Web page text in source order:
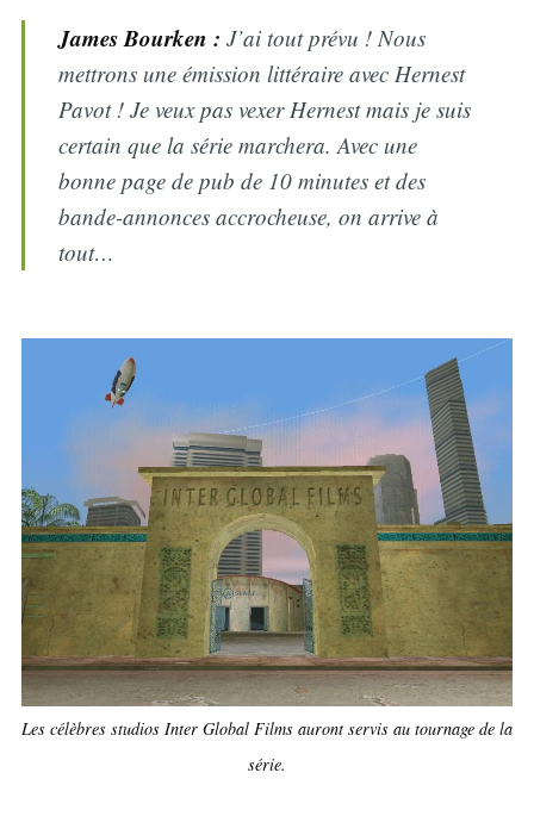
James Bourken : J’ai tout prévu ! Nous
mettrons une émission littéraire avec Hernest
Pavot ! Je veux pas vexer Hernest mais je suis
certain que la série marchera. Avec une
bonne page de pub de 10 minutes et des
bande-annonces accrocheuse, on arrive à
tout…
Les célèbres studios Inter Global Films auront servis au tournage de la
série.